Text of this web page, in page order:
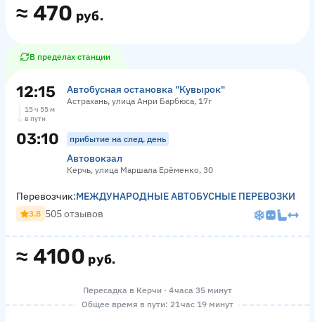
≈ 470 руб.
В пределах станции
12:15 Автобусная остановка "Кувырок"
Астрахань, улица Анри Барбюса, 17г
15 ч 55 м
в пути
03:10 прибытие на след. день
Автовокзал
Керчь, улица Маршала Ерёменко, 30
≈ 4100 руб.
Перевозчик:МЕЖДУНАРОДНЫЕ АВТОБУСНЫЕ ПЕРЕВОЗКИ
3.8 505 отзывов
Пересадка в Керчи · 4 часа 35 минут
Общее время в пути: 21 час 19 минут